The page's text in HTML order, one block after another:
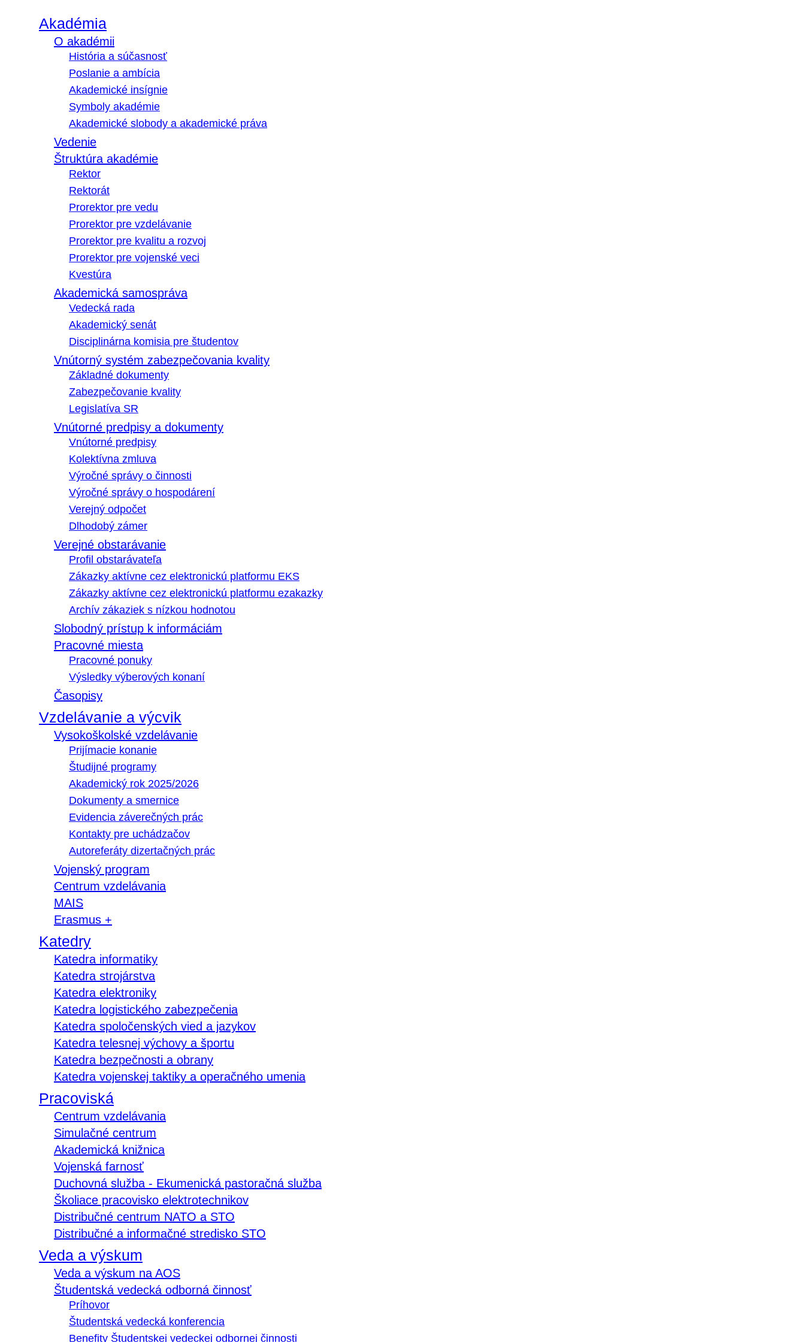
Akadémia
O akadémii
História a súčasnosť
Poslanie a ambícia
Akademické insígnie
Symboly akadémie
Akademické slobody a akademické práva
Vedenie
Štruktúra akadémie
Rektor
Rektorát
Prorektor pre vedu
Prorektor pre vzdelávanie
Prorektor pre kvalitu a rozvoj
Prorektor pre vojenské veci
Kvestúra
Akademická samospráva
Vedecká rada
Akademický senát
Disciplinárna komisia pre študentov
Vnútorný systém zabezpečovania kvality
Základné dokumenty
Zabezpečovanie kvality
Legislatíva SR
Vnútorné predpisy a dokumenty
Vnútorné predpisy
Kolektívna zmluva
Výročné správy o činnosti
Výročné správy o hospodárení
Verejný odpočet
Dlhodobý zámer
Verejné obstarávanie
Profil obstarávateľa
Zákazky aktívne cez elektronickú platformu EKS
Zákazky aktívne cez elektronickú platformu ezakazky
Archív zákaziek s nízkou hodnotou
Slobodný prístup k informáciám
Pracovné miesta
Pracovné ponuky
Výsledky výberových konaní
Časopisy
Vzdelávanie a výcvik
Vysokoškolské vzdelávanie
Prijímacie konanie
Študijné programy
Akademický rok 2025/2026
Dokumenty a smernice
Evidencia záverečných prác
Kontakty pre uchádzačov
Autoreferáty dizertačných prác
Vojenský program
Centrum vzdelávania
MAIS
Erasmus +
Katedry
Katedra informatiky
Katedra strojárstva
Katedra elektroniky
Katedra logistického zabezpečenia
Katedra spoločenských vied a jazykov
Katedra telesnej výchovy a športu
Katedra bezpečnosti a obrany
Katedra vojenskej taktiky a operačného umenia
Pracoviská
Centrum vzdelávania
Simulačné centrum
Akademická knižnica
Vojenská farnosť
Duchovná služba - Ekumenická pastoračná služba
Školiace pracovisko elektrotechnikov
Distribučné centrum NATO a STO
Distribučné a informačné stredisko STO
Veda a výskum
Veda a výskum na AOS
Študentská vedecká odborná činnosť
Príhovor
Študentská vedecká konferencia
Benefity Študentskej vedeckej odbornej činnosti